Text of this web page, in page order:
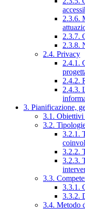
2.3.6.
2.3.7.
2.3.8.
2.4. Privacy
2.4.1.
2.4.2.
2.4.3.
3. Pianificazione,
3.1. Obiettivi
3.2.
3.2.1.
3.2.2.
3.2.3.
3.3.
3.3.1.
3.3.2.
3.4. Metodo